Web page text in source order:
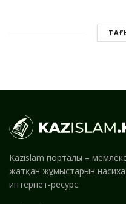
Kazislam порталы –
жатқан жұмыстарын
интернет-ресурс.